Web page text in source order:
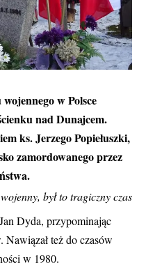
w Polsce
nad Dunajcem.
ks. Jerzego Popiełuszki,
zamordowanego przez
był to tragiczny czas
Dyda, przypominając
też do czasów
w 1980.